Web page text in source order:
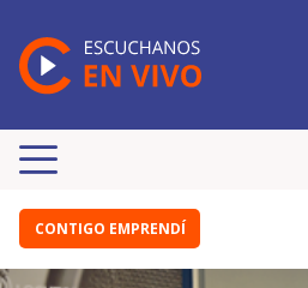
CONTIGO EMPRENDÍ